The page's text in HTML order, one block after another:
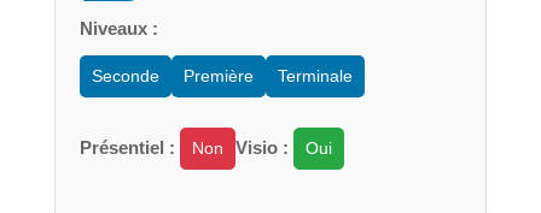
Niveaux :
Seconde Première Terminale
Présentiel : Non Visio : Oui